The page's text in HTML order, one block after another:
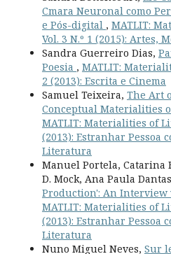
Cmara Neuronal como
e Pós-digital , MATLIT:
Vol. 3 N.º 1 (2015): Artes,
Sandra Guerreiro Dias,
Poesia , MATLIT:
2 (2013): Escrita e Cinema
Samuel Teixeira, The Art
Conceptual Materialities
MATLIT: Materialities of
(2013): Estranhar Pessoa
Literatura
Manuel Portela, Catarina
D. Mock, Ana Paula
Production': An
MATLIT: Materialities of
(2013): Estranhar Pessoa
Literatura
Nuno Miguel Neves, Sur